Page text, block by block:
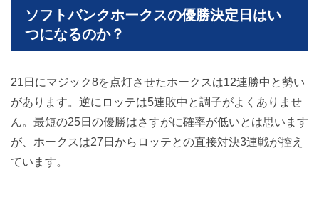
ソフトバンクホークスの優勝決定日はい
つになるのか？
21日にマジック8を点灯させたホークスは12連勝中と勢い
があります。逆にロッテは5連敗中と調子がよくありませ
ん。最短の25日の優勝はさすがに確率が低いとは思います
が、ホークスは27日からロッテとの直接対決3連戦が控え
ています。